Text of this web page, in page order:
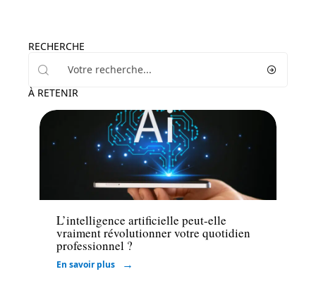
RECHERCHE
À RETENIR
High-Tech
L’intelligence artificielle peut-elle
vraiment révolutionner votre quotidien
professionnel ?
En savoir plus